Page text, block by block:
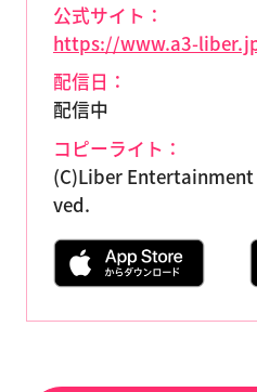
公式サイト：
https://www.a3-
配信日：
配信中
コピーライト：
(C)Liber Entertainment
ved.